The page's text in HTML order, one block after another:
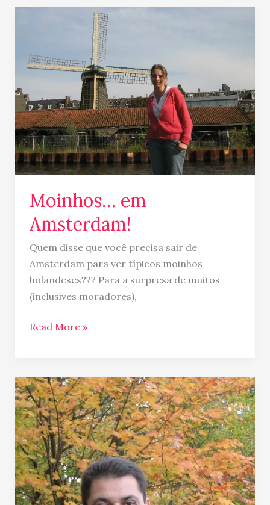
Moinhos… em
Amsterdam!
Quem disse que você precisa sair de
Amsterdam para ver típicos moinhos
holandeses??? Para a surpresa de muitos
(inclusives moradores),
Read More »
Toronteando
na
região
de
Niagara
on
the
Lakes